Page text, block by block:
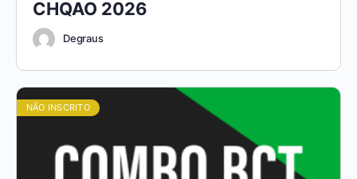
CHQAO 2026
Degraus
NÃO INSCRITO